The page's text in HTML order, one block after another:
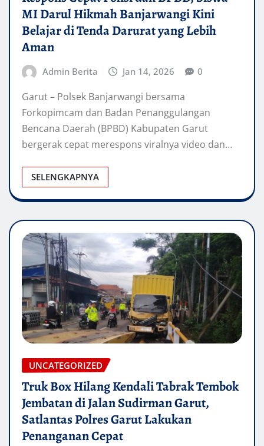
MI Darul Hikmah Banjarwangi Kini
Belajar di Tenda Darurat yang Lebih
Aman
Admin Berita Jan 14, 2026 0
Garut – Polsek Banjarwangi bersama
Forkopimcam dan Badan Penanggulangan
Bencana Daerah (BPBD) Kabupaten Garut
bergerak cepat merespons viralnya video dan…
SELENGKAPNYA
UNCATEGORIZED
Truk Box Hilang Kendali Tabrak Tembok
Jembatan di Jalan Sudirman Garut,
Satlantas Polres Garut Lakukan
Penanganan Cepat